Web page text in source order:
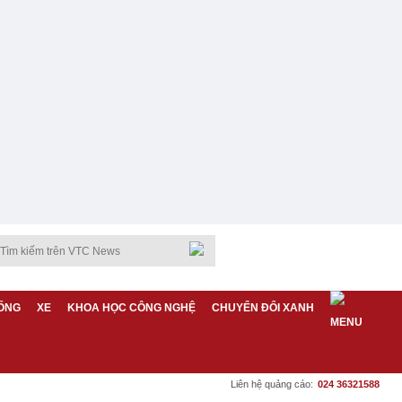
XE KHOA HỌC CÔNG NGHỆ CHUYỂN ĐỔI XANH
Liên hệ quảng cáo: 024 36321588